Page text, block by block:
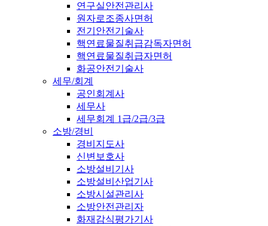
연구실안전관리사
원자로조종사면허
전기안전기술사
핵연료물질취급감독자면허
핵연료물질취급자면허
화공안전기술사
세무/회계
공인회계사
세무사
세무회계 1급/2급/3급
소방/경비
경비지도사
신변보호사
소방설비기사
소방설비산업기사
소방시설관리사
소방안전관리자
화재감식평가기사